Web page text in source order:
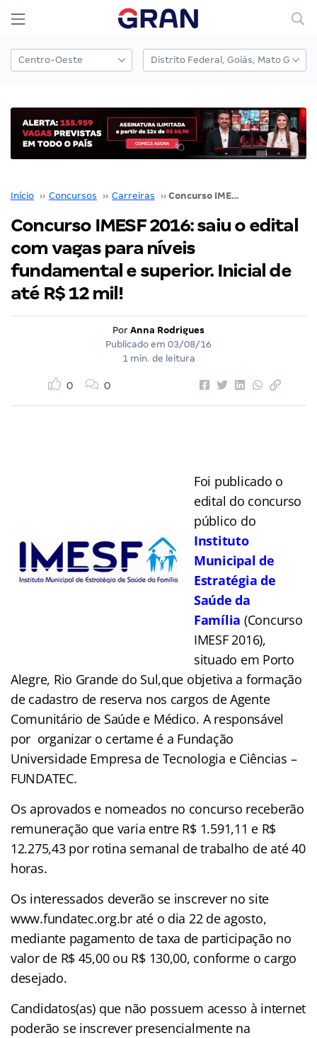
Início ›› Concursos ›› Carreiras ›› Concurso IMESF 2016: saiu o edital com vagas para níveis fundamental e superior. Inicial de até R$ 12 mil!
Concurso IMESF 2016: saiu o edital
com vagas para níveis
fundamental e superior. Inicial de
até R$ 12 mil!
Por Anna Rodrigues
Publicado em 03/08/16
1 min. de leitura
0 0
Foi publicado o
edital do concurso
público do
Instituto
Municipal de
Estratégia de
Saúde da
Família (Concurso
IMESF 2016),
situado em Porto
Alegre, Rio Grande do Sul,que objetiva a formação
de cadastro de reserva nos cargos de Agente
Comunitário de Saúde e Médico. A responsável
por organizar o certame é a Fundação
Universidade Empresa de Tecnologia e Ciências –
FUNDATEC.
Os aprovados e nomeados no concurso receberão
remuneração que varia entre R$ 1.591,11 e R$
12.275,43 por rotina semanal de trabalho de até 40
horas.
Os interessados deverão se inscrever no site
www.fundatec.org.br até o dia 22 de agosto,
mediante pagamento de taxa de participação no
valor de R$ 45,00 ou R$ 130,00, conforme o cargo
desejado.
Candidatos(as) que não possuem acesso à internet
poderão se inscrever presencialmente na